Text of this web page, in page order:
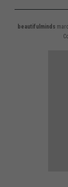
beautifulminds